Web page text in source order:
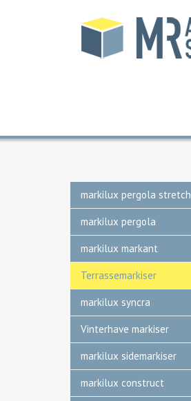
markilux pergola stretch
markilux pergola
markilux markant
Terrassemarkiser
markilux syncra
Vinterhave markiser
markilux sidemarkiser
markilux construct